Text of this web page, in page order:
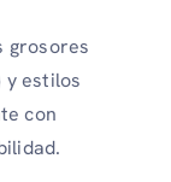
grosores
y estilos
con